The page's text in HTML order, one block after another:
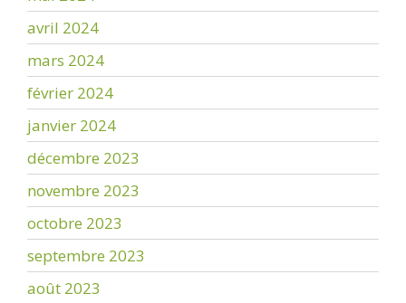
avril 2024
mars 2024
février 2024
janvier 2024
décembre 2023
novembre 2023
octobre 2023
septembre 2023
août 2023